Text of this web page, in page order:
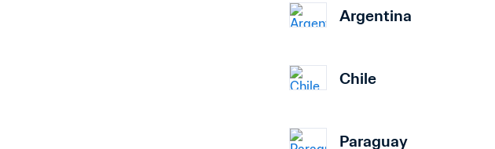
Argentina
Chile
Paraguay